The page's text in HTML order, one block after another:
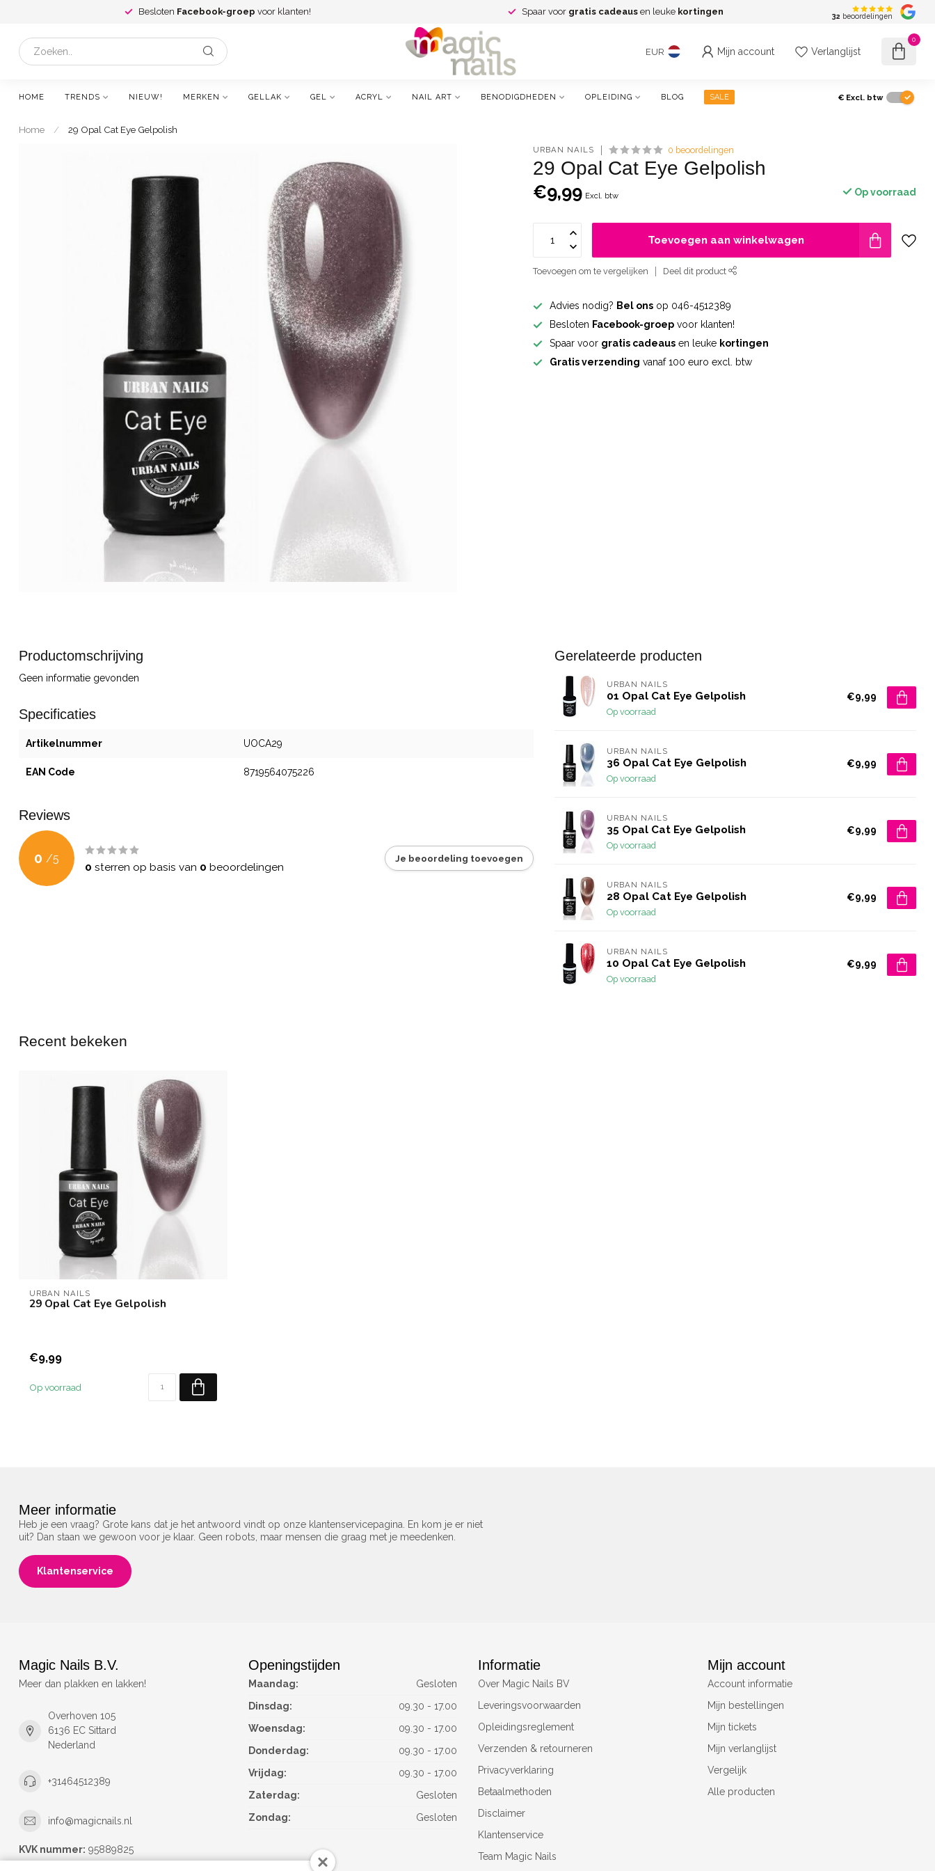
Besloten Facebook-groep voor klanten! Spaar voor gratis cadeaus en leuke kortingen 32 beoordelingen
EUR Mijn account Verlanglijst
0
HOME TRENDS NIEUW! MERKEN GELLAK GEL ACRYL NAIL ART BENODIGDHEDEN OPLEIDING BLOG SALE € Excl. btw
Home / 29 Opal Cat Eye Gelpolish
URBAN NAILS 0 beoordelingen
29 Opal Cat Eye Gelpolish
€9,99 Excl. btw Op voorraad
Toevoegen aan winkelwagen
Toevoegen om te vergelijken Deel dit product
Advies nodig? Bel ons op 046-4512389
Besloten Facebook-groep voor klanten!
Spaar voor gratis cadeaus en leuke kortingen
Gratis verzending vanaf 100 euro excl. btw
Productomschrijving
Geen informatie gevonden
Specificaties
Artikelnummer UOCA29
EAN Code 8719564075226
Reviews
0 /5
0 sterren op basis van 0 beoordelingen
Je beoordeling toevoegen
Gerelateerde producten
URBAN NAILS
01 Opal Cat Eye Gelpolish
Op voorraad
€9,99
URBAN NAILS
36 Opal Cat Eye Gelpolish
Op voorraad
€9,99
URBAN NAILS
35 Opal Cat Eye Gelpolish
Op voorraad
€9,99
URBAN NAILS
28 Opal Cat Eye Gelpolish
Op voorraad
€9,99
URBAN NAILS
10 Opal Cat Eye Gelpolish
Op voorraad
€9,99
Recent bekeken
URBAN NAILS
29 Opal Cat Eye Gelpolish
€9,99
Op voorraad
Meer informatie
Heb je een vraag? Grote kans dat je het antwoord vindt op onze klantenservicepagina. En kom je er niet
uit? Dan staan we gewoon voor je klaar. Geen robots, maar mensen die graag met je meedenken.
Klantenservice
Magic Nails B.V.
Meer dan plakken en lakken!
Overhoven 105
6136 EC Sittard
Nederland
+31464512389
info@magicnails.nl
KVK nummer: 95889825
Openingstijden
Maandag:
Gesloten
Dinsdag:
09.30 - 17.00
Woensdag:
09.30 - 17.00
Donderdag:
09.30 - 17.00
Vrijdag:
09.30 - 17.00
Zaterdag:
Gesloten
Zondag:
Gesloten
Informatie
Over Magic Nails BV
Leveringsvoorwaarden
Opleidingsreglement
Verzenden & retourneren
Privacyverklaring
Betaalmethoden
Disclaimer
Klantenservice
Team Magic Nails
Mijn account
Account informatie
Mijn bestellingen
Mijn tickets
Mijn verlanglijst
Vergelijk
Alle producten